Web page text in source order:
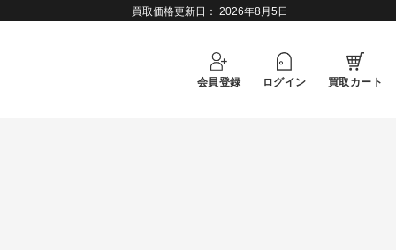
買取価格更新日： 2026年8月5日
会員登録 ログイン 買取カート